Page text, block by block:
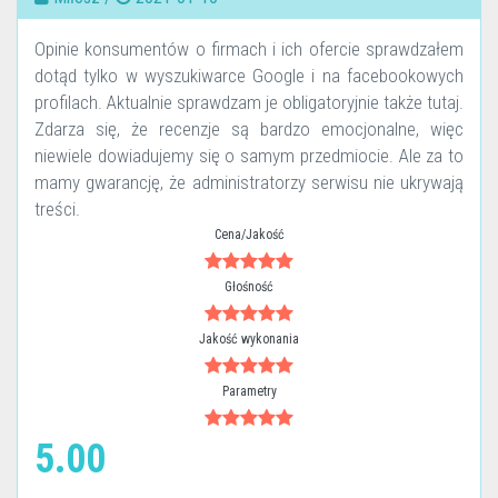
Opinie konsumentów o firmach i ich ofercie sprawdzałem
dotąd tylko w wyszukiwarce Google i na facebookowych
profilach. Aktualnie sprawdzam je obligatoryjnie także tutaj.
Zdarza się, że recenzje są bardzo emocjonalne, więc
niewiele dowiadujemy się o samym przedmiocie. Ale za to
mamy gwarancję, że administratorzy serwisu nie ukrywają
treści.
Cena/Jakość
Głośność
Jakość wykonania
Parametry
5.00